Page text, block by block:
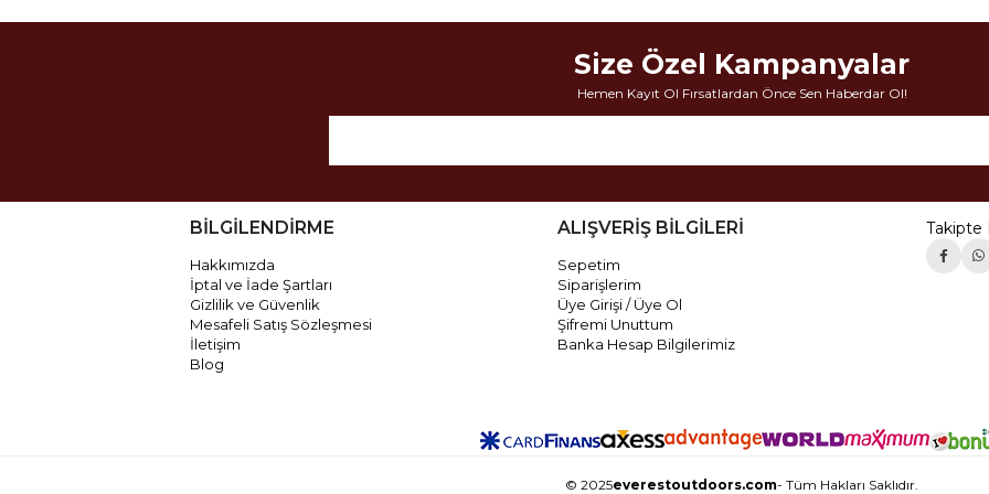
Size Özel Kampanyalar
Hemen Kayıt Ol Fırsatlardan Önce Sen Haberdar Ol!
BİLGİLENDİRME
Hakkımızda
İptal ve İade Şartları
Gizlilik ve Güvenlik
Mesafeli Satış Sözleşmesi
İletişim
Blog
ALIŞVERİŞ BİLGİLERİ
Sepetim
Siparişlerim
Üye Girişi / Üye Ol
Şifremi Unuttum
Banka Hesap Bilgilerimiz
Takipte
© 2025everestoutdoors.com- Tüm Hakları Saklıdır.